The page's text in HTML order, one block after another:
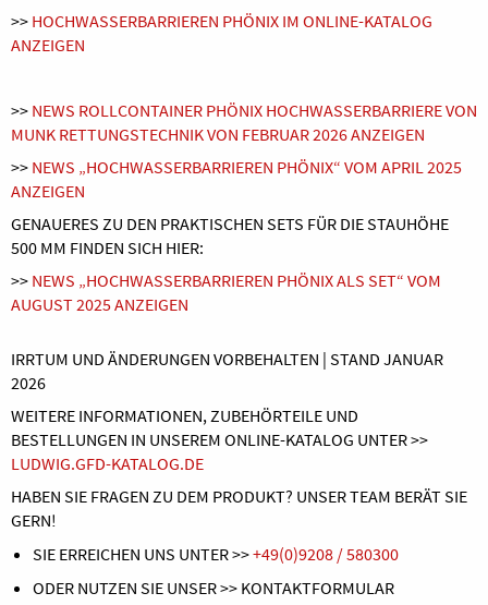
>> HOCHWASSERBARRIEREN PHÖNIX IM ONLINE-KATALOG
ANZEIGEN
>> NEWS ROLLCONTAINER PHÖNIX HOCHWASSERBARRIERE VON
MUNK RETTUNGSTECHNIK VON FEBRUAR 2026 ANZEIGEN
>> NEWS „HOCHWASSERBARRIEREN PHÖNIX“ VOM APRIL 2025
ANZEIGEN
GENAUERES ZU DEN PRAKTISCHEN SETS FÜR DIE STAUHÖHE
500 MM FINDEN SICH HIER:
>> NEWS „HOCHWASSERBARRIEREN PHÖNIX ALS SET“ VOM
AUGUST 2025 ANZEIGEN
IRRTUM UND ÄNDERUNGEN VORBEHALTEN | STAND JANUAR
2026
WEITERE INFORMATIONEN, ZUBEHÖRTEILE UND
BESTELLUNGEN IN UNSEREM ONLINE-KATALOG UNTER >>
LUDWIG.GFD-KATALOG.DE
HABEN SIE FRAGEN ZU DEM PRODUKT? UNSER TEAM BERÄT SIE
GERN!
SIE ERREICHEN UNS UNTER >>+49(0)9208 / 580300
ODER NUTZEN SIE UNSER >> KONTAKTFORMULAR